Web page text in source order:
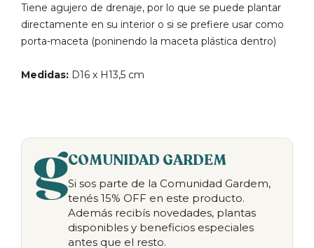
Tiene agujero de drenaje, por lo que se puede plantar
directamente en su interior o si se prefiere usar como
porta-maceta (poninendo la maceta plástica dentro)
Medidas: D16 x H13,5 cm
COMUNIDAD GARDEM
Si sos parte de la Comunidad Gardem,
tenés 15% OFF en este producto.
Además recibís novedades, plantas
disponibles y beneficios especiales
antes que el resto.